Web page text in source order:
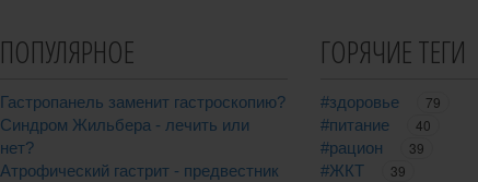
ПОПУЛЯРНОЕ
Гастропанель заменит гастроскопию?
Синдром Жильбера - лечить или
нет?
Атрофический гастрит - предвестник
ГОРЯЧИЕ ТЕГИ
#здоровье
79
#питание
40
#рацион
39
#ЖКТ
39